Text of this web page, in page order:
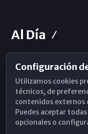
Al Día
Horarios de Misa
Hemeroteca
WhatsApp
Configuración
Utilizamos cookies
técnicos, de
contenidos externos
Puedes aceptar
opcionales o